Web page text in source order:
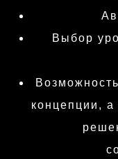
Выбор
концепции, а